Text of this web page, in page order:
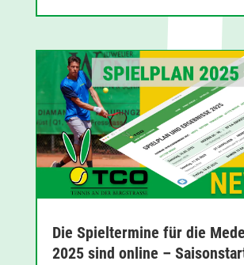
Die Spieltermine für die
2025 sind online –